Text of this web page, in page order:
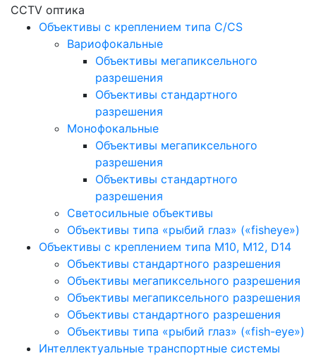
CCTV оптика
Объективы с креплением типа C/CS
Вариофокальные
Объективы мегапиксельного
разрешения
Объективы стандартного
разрешения
Монофокальные
Объективы мегапиксельного
разрешения
Объективы стандартного
разрешения
Светосильные объективы
Объективы типа «рыбий глаз» («fisheye»)
Объективы с креплением типа M10, M12, D14
Объективы стандартного разрешения
Объективы мегапиксельного разрешения
Объективы мегапиксельного разрешения
Объективы стандартного разрешения
Объективы типа «рыбий глаз» («fish-eye»)
Интеллектуальные транспортные системы